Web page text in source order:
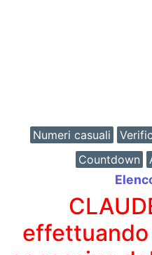
Numeri casuali
Countdown